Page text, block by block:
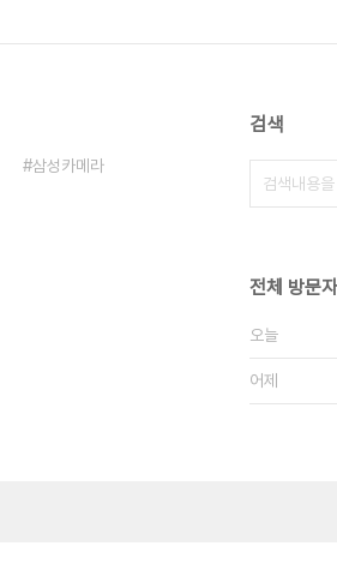
삼성카메라
검색
전체 방문자
오늘
어제